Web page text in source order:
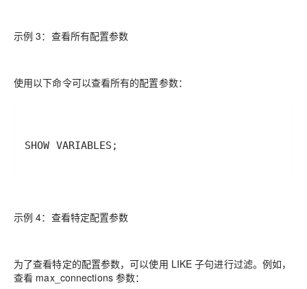
示例 3：查看所有配置参数
使用以下命令可以查看所有的配置参数：
SHOW VARIABLES;
示例 4：查看特定配置参数
为了查看特定的配置参数，可以使用 LIKE 子句进行过滤。例如，
查看 max_connections 参数：